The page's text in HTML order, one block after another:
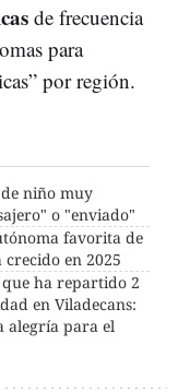
de frecuencia
para
por región.
niño muy
o "enviado"
favorita de
en 2025
ha repartido 2
en Viladecans:
alegría para el